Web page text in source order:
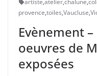
artiste,atelier,chalune,
provence,toiles,Vaucluse,
Evènement
oeuvres de
exposées